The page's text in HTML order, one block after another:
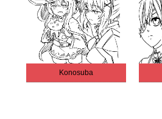
Konosuba